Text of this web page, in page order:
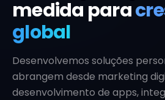
medida para
global
Desenvolvemos soluções
abrangem desde marketing
desenvolvimento de apps,